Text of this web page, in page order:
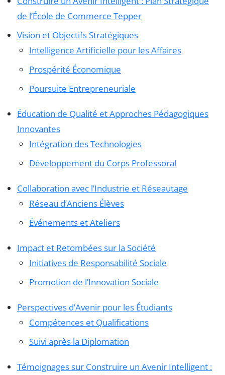
de l’École de Commerce Tepper
Vision et Objectifs Stratégiques
Intelligence Artificielle pour les Affaires
Prospérité Économique
Poursuite Entrepreneuriale
Éducation de Qualité et Approches Pédagogiques
Innovantes
Intégration des Technologies
Développement du Corps Professoral
Collaboration avec l’Industrie et Réseautage
Réseau d’Anciens Élèves
Événements et Ateliers
Impact et Retombées sur la Société
Initiatives de Responsabilité Sociale
Promotion de l’Innovation Sociale
Perspectives d’Avenir pour les Étudiants
Compétences et Qualifications
Suivi après la Diplomation
Témoignages sur Construire un Avenir Intelligent :